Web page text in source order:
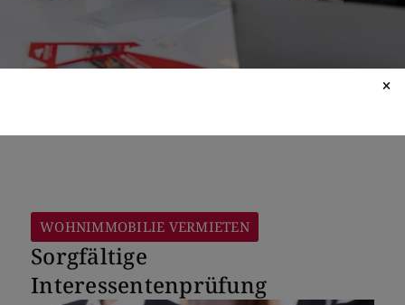
WOHNIMMOBILIE VERMIETEN
Sorgfältige
Interessentenprüfung